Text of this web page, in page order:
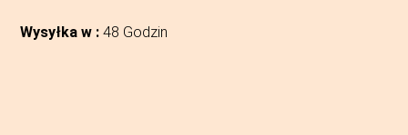
Wysyłka w : 48 Godzin